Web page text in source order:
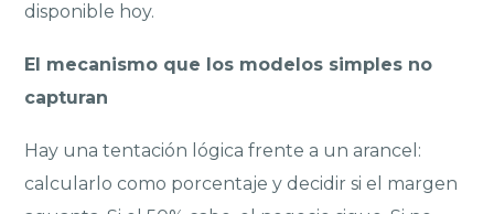
disponible hoy.
El mecanismo que los modelos simples no
capturan
Hay una tentación lógica frente a un arancel:
calcularlo como porcentaje y decidir si el margen